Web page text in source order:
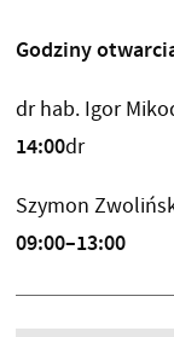
Godziny
dr hab. Igor
14:00dr
Szymon
09:00–13:00